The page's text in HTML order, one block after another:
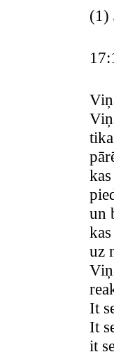
(1)
un
uz
It
It
it